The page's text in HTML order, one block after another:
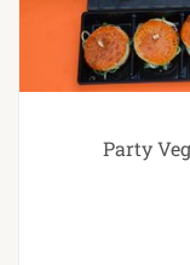
Party